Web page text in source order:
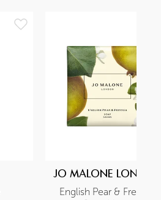
JO MALONE
English Pear & Freesia